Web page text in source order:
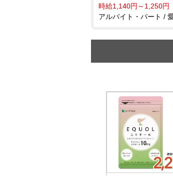
時給1,140円～1,250円
アルバイト・パート /